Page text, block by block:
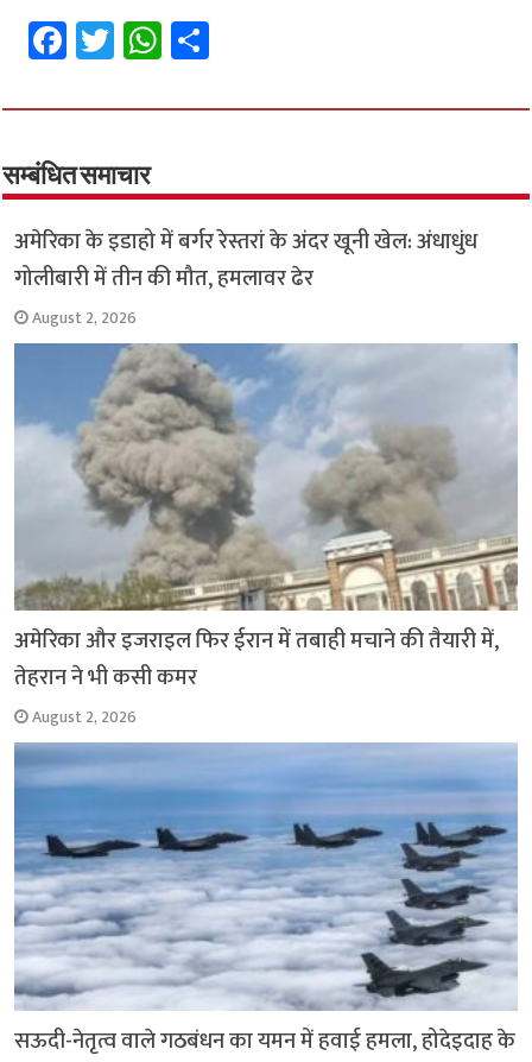
Fa
ce
b
o
o
k
T
wi
tt
er
W
h
at
p
p
ar
सम्बंधित समाचार
अमेरिका के इडाहो में बर्गर रेस्तरां के अंदर खूनी खेल: अंधाधुंध
गोलीबारी में तीन की मौत, हमलावर ढेर
August 2, 2026
अमेरिका और इजराइल फिर ईरान में तबाही मचाने की तैयारी में,
तेहरान ने भी कसी कमर
August 2, 2026
सऊदी-नेतृत्व वाले गठबंधन का यमन में हवाई हमला, होदेइदाह के